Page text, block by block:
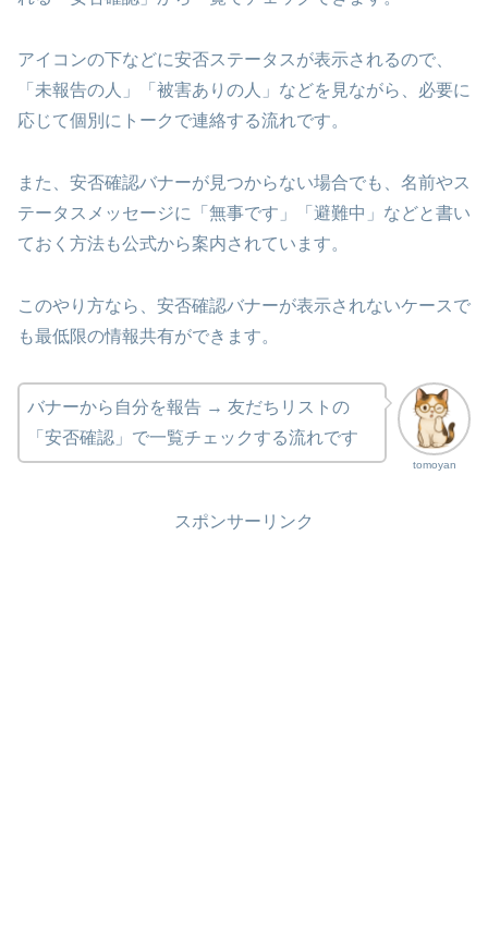
アイコンの下などに安否ステータスが表示されるので、
「未報告の人」「被害ありの人」などを見ながら、必要に
応じて個別にトークで連絡する流れです。
また、安否確認バナーが見つからない場合でも、名前やス
テータスメッセージに「無事です」「避難中」などと書い
ておく方法も公式から案内されています。
このやり方なら、安否確認バナーが表示されないケースで
も最低限の情報共有ができます。
tomoyan
バナーから自分を報告 → 友だちリストの
「安否確認」で一覧チェックする流れです
スポンサーリンク